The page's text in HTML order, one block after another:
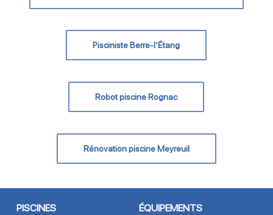
Pisciniste Berre-l’Étang
Robot piscine Rognac
Rénovation piscine Meyreuil
PISCINES ÉQUIPEMENTS